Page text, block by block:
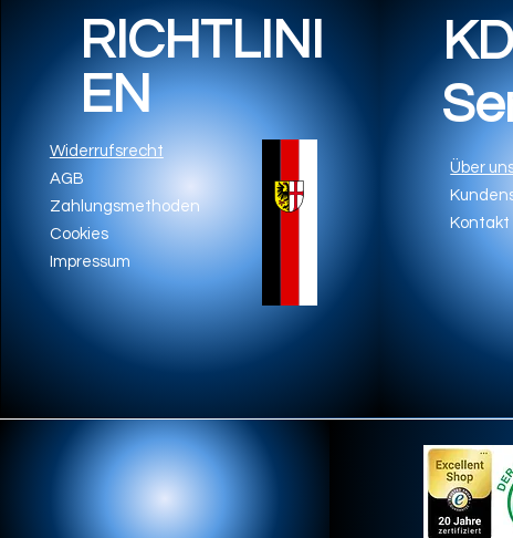
RICHTLINI
EN
Widerrufsrecht
AGB
Zahlungsmethoden
Cookies
Impressum
Über
Kontakt